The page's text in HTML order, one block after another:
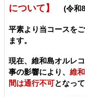
について】
(令和
平素より当コースを
ます。
現在、維和島オルレ
事の影響により、 維
間は通行不可となっ